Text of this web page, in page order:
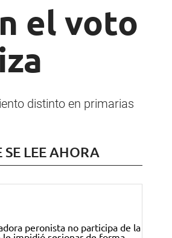
el voto
distinto en primarias
SE LEE AHORA